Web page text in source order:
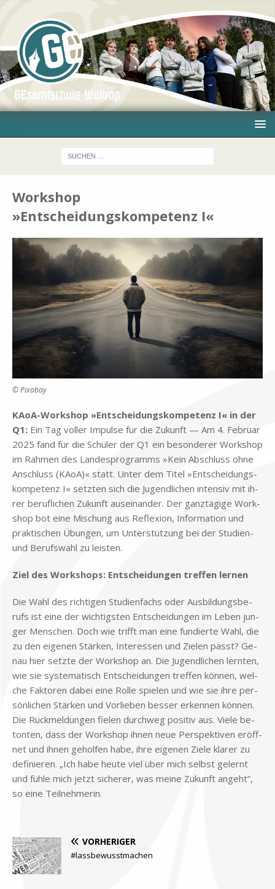
Workshop
»Entscheidungskompetenz I«
© Pixabay
KAoA-Work­shop »Ent­schei­dungs­kom­pe­tenz I« in der
Q1: Ein Tag vol­ler Im­pul­se für die Zu­kunft — Am 4. Fe­bru­ar
2025 fand für die Schü­ler der Q1 ein be­son­de­rer Work­shop
im Rah­men des Lan­des­pro­gramms »Kein Ab­schluss ohne
An­schluss (KAoA)« statt. Un­ter dem Ti­tel »Ent­schei­dungs­
kom­pe­tenz I« setz­ten sich die Ju­gend­li­chen in­ten­siv mit ih­
rer be­ruf­li­chen Zu­kunft aus­ein­an­der. Der ganz­tä­gi­ge Work­
shop bot eine Mi­schung aus Re­fle­xi­on, In­for­ma­ti­on und
prak­ti­schen Übun­gen, um Un­ter­stüt­zung bei der Stu­di­en-
und Be­rufs­wahl zu lei­sten.
Ziel des Work­shops: Ent­schei­dun­gen tref­fen ler­nen
Die Wahl des rich­ti­gen Stu­di­en­fachs oder Aus­bil­dungs­be­
rufs ist eine der wich­tig­sten Ent­schei­dun­gen im Le­ben jun­
ger Men­schen. Doch wie trifft man eine fun­dier­te Wahl, die
zu den ei­ge­nen Stär­ken, In­ter­es­sen und Zie­len passt? Ge­
nau hier setz­te der Work­shop an. Die Ju­gend­li­chen lern­ten,
wie sie sy­ste­ma­tisch Ent­schei­dun­gen tref­fen kön­nen, wel­
che Fak­to­ren da­bei eine Rol­le spie­len und wie sie ihre per­
sön­li­chen Stär­ken und Vor­lie­ben bes­ser er­ken­nen kön­nen.
Die Rück­mel­dun­gen fie­len durch­weg po­si­tiv aus. Vie­le be­
ton­ten, dass der Work­shop ih­nen neue Per­spek­ti­ven er­öff­
net und ih­nen ge­hol­fen habe, ihre ei­ge­nen Zie­le kla­rer zu
de­fi­nie­ren. „Ich habe heu­te viel über mich selbst ge­lernt
und füh­le mich jetzt si­che­rer, was mei­ne Zu­kunft an­geht“,
so eine Teil­neh­me­rin.
VORHERIGER
#lassbewusstmachen